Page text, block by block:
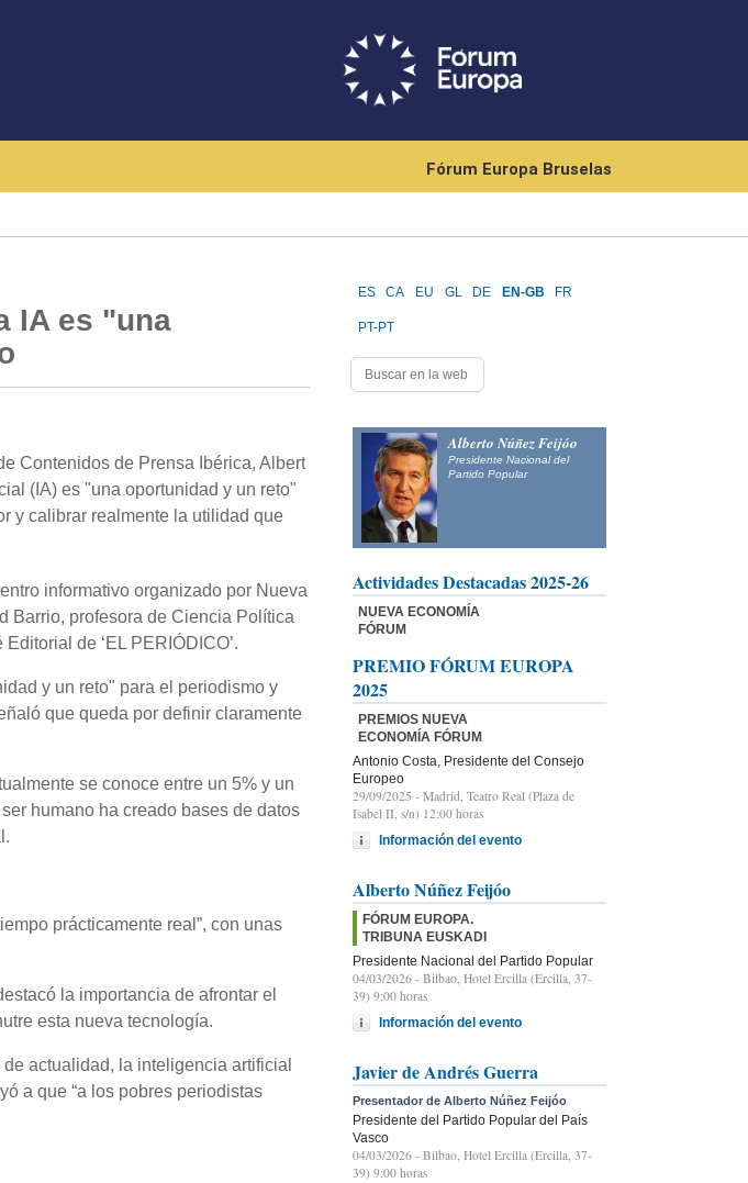
Fórum Europa Bruselas
IA es "una
Contenidos de Prensa Ibérica, Albert
(IA) es "una oportunidad y un reto"
y calibrar realmente la utilidad que
informativo organizado por Nueva
Barrio, profesora de Ciencia Política
de ‘EL PERIÓDICO’.
y un reto" para el periodismo y
que queda por definir claramente
se conoce entre un 5% y un
humano ha creado bases de datos
prácticamente real”, con unas
la importancia de afrontar el
esta nueva tecnología.
actualidad, la inteligencia artificial
a que “a los pobres periodistas
ES CA EU GL DE EN-GB FR
PT-PT
Alberto Núñez Feijóo
Presidente Nacional del
Partido Popular
Actividades Destacadas 2025-26
NUEVA ECONOMÍA
FÓRUM
PREMIO FÓRUM EUROPA
2025
PREMIOS NUEVA
ECONOMÍA FÓRUM
Antonio Costa, Presidente del Consejo
Europeo
29/09/2025 - Madrid, Teatro Real (Plaza de
Isabel II, s/n) 12:00 horas
Información del evento
Alberto Núñez Feijóo
FÓRUM EUROPA.
TRIBUNA EUSKADI
Presidente Nacional del Partido Popular
04/03/2026 - Bilbao, Hotel Ercilla (Ercilla, 37-
39) 9:00 horas
Información del evento
Javier de Andrés Guerra
Presentador de Alberto Núñez Feijóo
Presidente del Partido Popular del País
Vasco
04/03/2026 - Bilbao, Hotel Ercilla (Ercilla, 37-
39) 9:00 horas